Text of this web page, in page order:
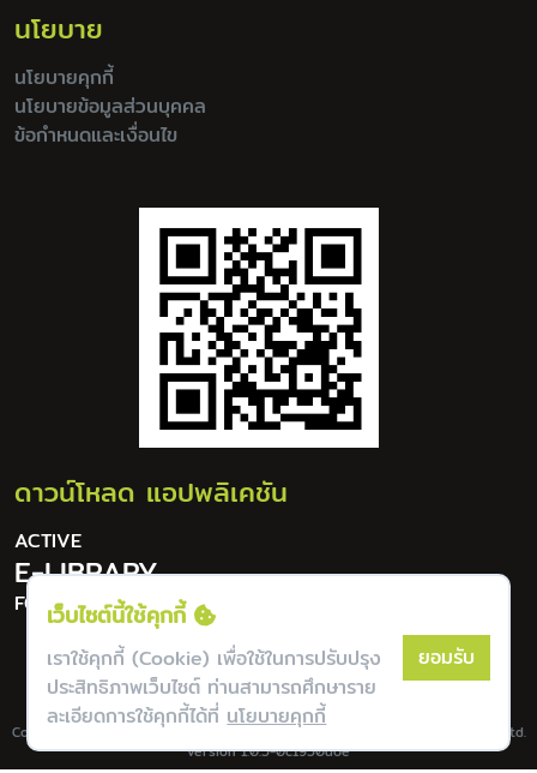
เว็บไซต์นี้ใช้คุกกี้
เราใช้คุกกี้ (Cookie) เพื่อใช้ในการปรับปรุง
ประสิทธิภาพเว็บไซต์ ท่านสามารถศึกษาราย
ละเอียดการใช้คุกกี้ได้ที่นโยบายคุกกี้
ยอมรับ
นโยบาย
นโยบายคุกกี้
นโยบายข้อมูลส่วนบุคคล
ข้อกำหนดและเงื่อนไข
ดาวน์โหลด แอปพลิเคชัน
ACTIVE
E-LIBRARY
FOR DIGITAL LIFESTYLE
Copyright © Lannapoly All Rights Reserverd. | Powered by Bookdose Co., Ltd.
version 1.0.5-0c1950a6e